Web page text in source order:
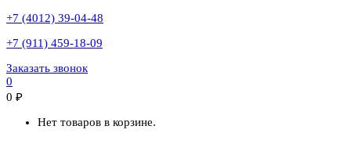
+7 (4012) 39-04-48
+7 (911) 459-18-09
Заказать звонок
0
0 ₽
Нет товаров в корзине.